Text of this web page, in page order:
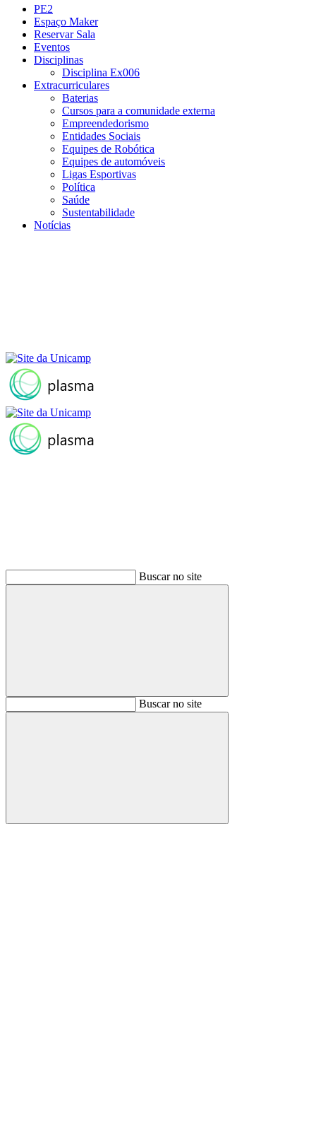
PE2
Espaço Maker
Reservar Sala
Eventos
Disciplinas
Disciplina Ex006
Extracurriculares
Baterias
Cursos para a comunidade externa
Empreendedorismo
Entidades Sociais
Equipes de Robótica
Equipes de automóveis
Ligas Esportivas
Política
Saúde
Sustentabilidade
Notícias
Buscar no site
BuscarBuscar no site
Buscar